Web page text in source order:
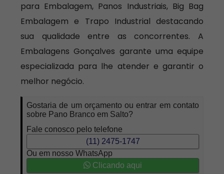
para Embalagem, Panos Industriais, Big Bag
Embalagem e Trapo Industrial destacando
sua qualidade entre as concorrentes. A
Embalagens Gonçalves garante uma equipe
especializada para lhe atender e garantir o
melhor negócio.
Gostaria de um orçamento ou entrar em contato
sobre Pano Branco em Salto?
Fale conosco pelo telefone
(11) 2475-1747
Ou em nosso WhatsApp
Clicando aqui